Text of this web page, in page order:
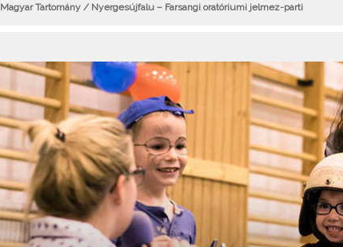
Magyar Tartomány / Nyergesújfalu – Farsangi oratóriumi jelmez-parti